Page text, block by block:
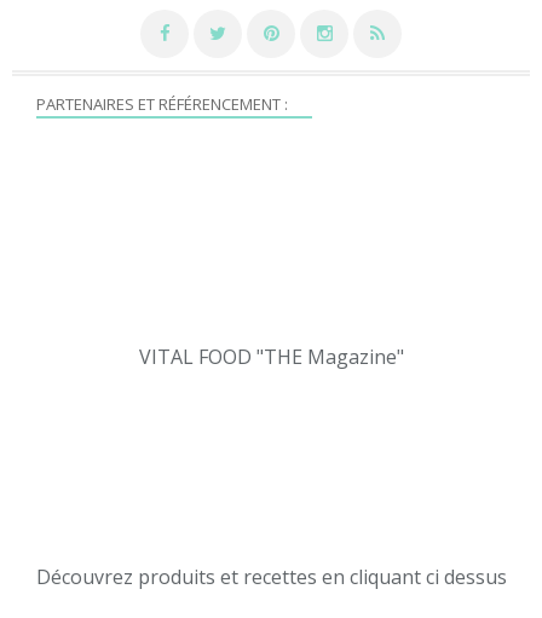
PARTENAIRES ET RÉFÉRENCEMENT :
VITAL FOOD "THE Magazine"
Découvrez produits et recettes en cliquant ci dessus